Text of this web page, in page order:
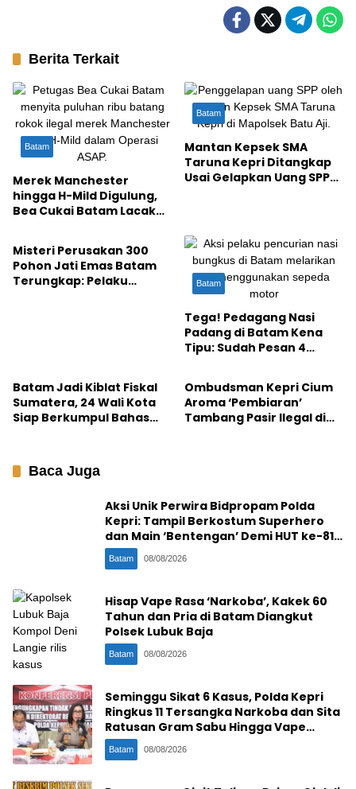
Berita Terkait
Batam
Merek Manchester
hingga H-Mild Digulung,
Bea Cukai Batam Lacak
Batam
Mantan Kepsek SMA
Taruna Kepri Ditangkap
Usai Gelapkan Uang SPP
Batam
Misteri Perusakan 300
Pohon Jati Emas Batam
Terungkap: Pelaku
Batam
Tega! Pedagang Nasi
Padang di Batam Kena
Tipu: Sudah Pesan 4
Batam Jadi Kiblat Fiskal
Sumatera, 24 Wali Kota
Siap Berkumpul Bahas
Batam
Ombudsman Kepri Cium
Aroma ‘Pembiaran’
Tambang Pasir Ilegal di
Baca Juga
Aksi Unik Perwira Bidpropam Polda
Kepri: Tampil Berkostum Superhero
dan Main ‘Bentengan’ Demi HUT ke-81
RIBatam 08/08/2026
Hisap Vape Rasa ‘Narkoba’, Kakek 60
Tahun dan Pria di Batam Diangkut
Polsek Lubuk Baja
Batam 08/08/2026
Seminggu Sikat 6 Kasus, Polda Kepri
Ringkus 11 Tersangka Narkoba dan Sita
Ratusan Gram Sabu Hingga Vape
Etomidate
Batam 08/08/2026